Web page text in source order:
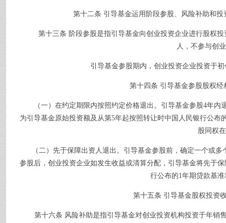
第十二条 引导基金运用阶段参股、风险补助和
第十三条 阶段参股是指引导基金向创业投资企业进行股权
人，不参与创
引导基金参股期内，创业投资企业投资于初
第十四条 引导基金参股股权
（一）在约定期限内按照约定价格退出。引导基金参股4年内
为引导基金原始投资额及从第5年起按照转让时中国人民银行公布
股同权
（二）先于保障出资人退出。引导基金参股前，确定一个或多
参股后，创业投资企业如发生收益或清算分配，引导基金将先于
行公布的1年期贷款基
第十五条 引导基金股权投资
第十六条 风险补助是指引导基金对创业投资机构投资于年销